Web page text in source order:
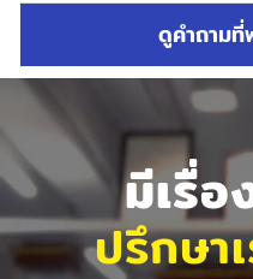
ดูคำถาม
มีเรื่
ปรึกษา